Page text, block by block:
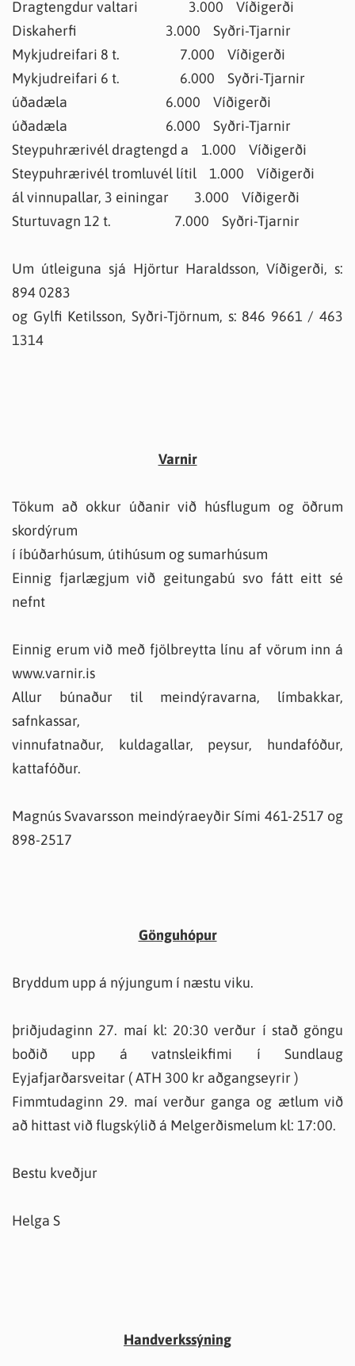
Dragtengdur valtari 3.000 Víðigerði
Diskaherfi 3.000 Syðri-Tjarnir
Mykjudreifari 8 t. 7.000 Víðigerði
Mykjudreifari 6 t. 6.000 Syðri-Tjarnir
úðadæla 6.000 Víðigerði
úðadæla 6.000 Syðri-Tjarnir
Steypuhrærivél dragtengd a 1.000 Víðigerði
Steypuhrærivél tromluvél lítil 1.000 Víðigerði
ál vinnupallar, 3 einingar 3.000 Víðigerði
Sturtuvagn 12 t. 7.000 Syðri-Tjarnir
Um útleiguna sjá Hjörtur Haraldsson, Víðigerði, s:
894 0283
og Gylfi Ketilsson, Syðri-Tjörnum, s: 846 9661 / 463
1314
Varnir
Tökum að okkur úðanir við húsflugum og öðrum
skordýrum
í íbúðarhúsum, útihúsum og sumarhúsum
Einnig fjarlægjum við geitungabú svo fátt eitt sé
nefnt
Einnig erum við með fjölbreytta línu af vörum inn á
www.varnir.is
Allur búnaður til meindýravarna, límbakkar,
safnkassar,
vinnufatnaður, kuldagallar, peysur, hundafóður,
kattafóður.
Magnús Svavarsson meindýraeyðir Sími 461-2517 og
898-2517
Gönguhópur
Bryddum upp á nýjungum í næstu viku.
þriðjudaginn 27. maí kl: 20:30 verður í stað göngu
boðið upp á vatnsleikfimi í Sundlaug
Eyjafjarðarsveitar ( ATH 300 kr aðgangseyrir )
Fimmtudaginn 29. maí verður ganga og ætlum við
að hittast við flugskýlið á Melgerðismelum kl: 17:00.
Bestu kveðjur
Helga S
Handverkssýning